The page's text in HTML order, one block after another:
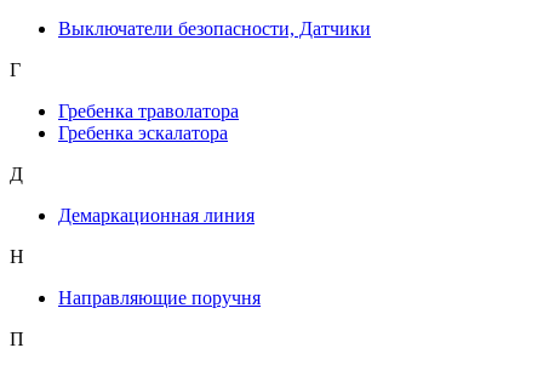
Выключатели безопасности, Датчики
Г
Гребенка траволатора
Гребенка эскалатора
Д
Демаркационная линия
Н
Направляющие поручня
П